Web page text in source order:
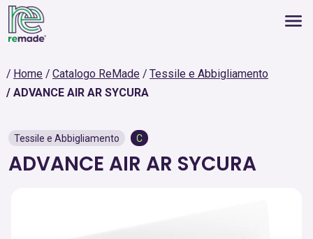
Home Catalogo ReMade
Tessile e Abbigliamento
ADVANCE AIR AR SYCURA
Tessile e Abbigliamento C
ADVANCE AIR AR SYCURA